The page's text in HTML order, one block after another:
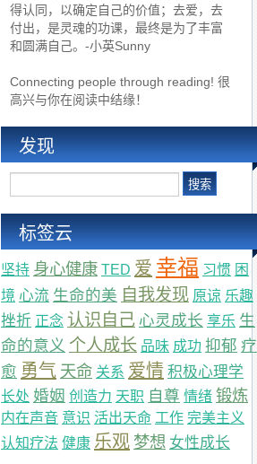
得认同，以确定自己的价值；去爱，去
付出，是灵魂的功课，最终是为了丰富
和圆满自己。-小英Sunny
Connecting people through reading! 很
高兴与你在阅读中结缘！
发现
标签云
坚持 身心健康 TED 爱 幸福 习惯 困
境 心流 生命的美 自我发现 原谅 乐趣
挫折 正念 认识自己 心灵成长 享乐 生
命的意义 个人成长 品味 成功 抑郁 疗
愈 勇气 天命 关系 爱情 积极心理学
长处 婚姻 创造力 天职 自尊 情绪 锻炼
内在声音 意识 活出天命 工作 完美主义
认知疗法 健康 乐观 梦想 女性成长